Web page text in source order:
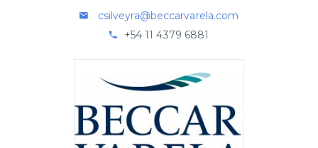
csilveyra@beccarvarela.com
+54 11 4379 6881